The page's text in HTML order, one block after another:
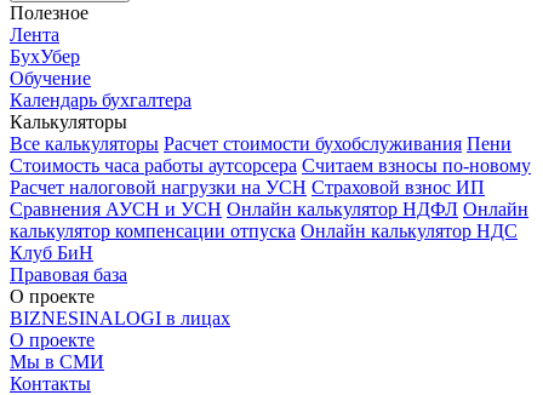
Полезное
Лента
БухУбер
Обучение
Календарь бухгалтера
Калькуляторы
Все калькуляторы Расчет стоимости бухобслуживания Пени
Стоимость часа работы аутсорсера Считаем взносы по-новому
Расчет налоговой нагрузки на УСН Страховой взнос ИП
Сравнения АУСН и УСН Онлайн калькулятор НДФЛ Онлайн
калькулятор компенсации отпуска Онлайн калькулятор НДС
Клуб БиН
Правовая база
О проекте
BIZNESINALOGI в лицах
О проекте
Мы в СМИ
Контакты